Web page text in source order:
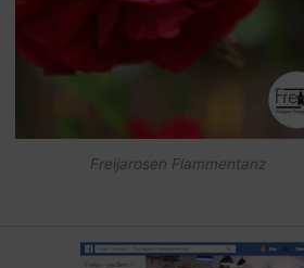
Freijarosen Flammentanz